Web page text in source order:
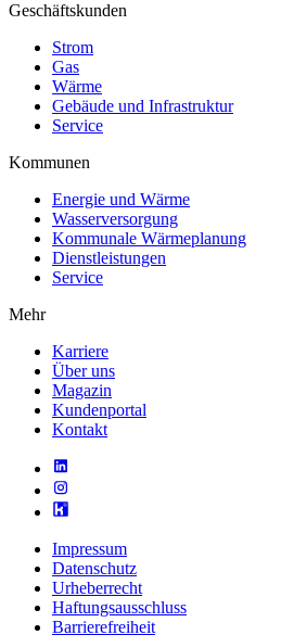
Geschäftskunden
Strom
Gas
Wärme
Gebäude und Infrastruktur
Service
Kommunen
Energie und Wärme
Wasserversorgung
Kommunale Wärmeplanung
Dienstleistungen
Service
Mehr
Karriere
Über uns
Magazin
Kundenportal
Kontakt
Impressum
Datenschutz
Urheberrecht
Haftungsausschluss
Barrierefreiheit